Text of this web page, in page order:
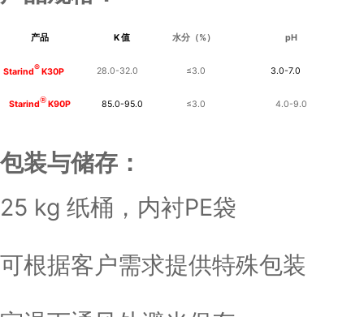
产品 K值 水分（%） pH
Starind®K30P 28.0-32.0 ≤3.0 3.0-7.0
Starind® K90P 85.0-95.0 ≤3.0 4.0-9.0
包装与储存：
25 kg 纸桶，内衬PE袋
可根据客户需求提供特殊包装